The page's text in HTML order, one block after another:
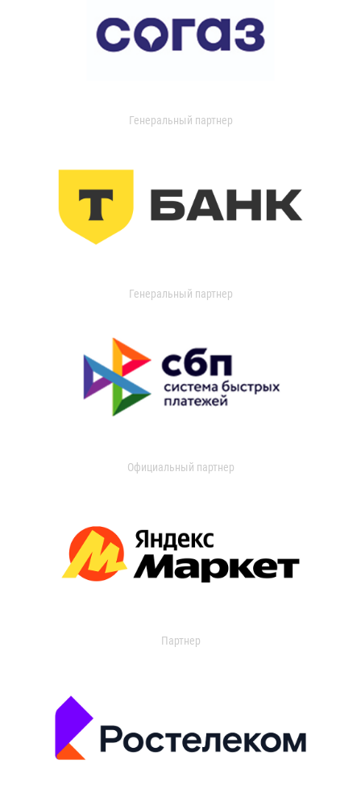
Генеральный партнер
Генеральный партнер
Официальный партнер
Партнер